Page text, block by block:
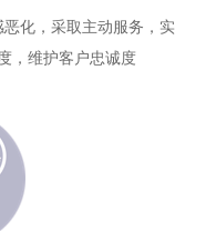
化，采取主动服务，实
，维护客户忠诚度